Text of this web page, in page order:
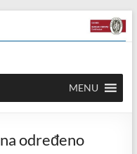
MENU
određeno